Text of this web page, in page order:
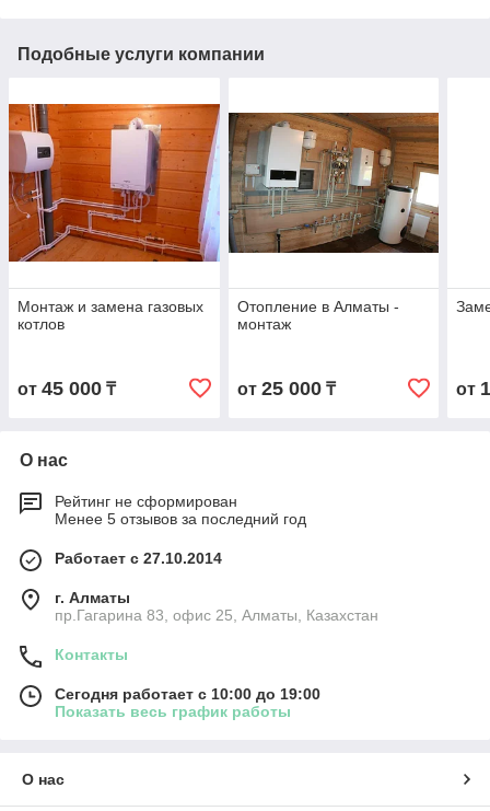
Подобные услуги компании
Монтаж и замена газовых
котлов
от 45 000 ₸
Отопление в Алматы -
монтаж
от 25 000₸ от
О нас
Рейтинг не сформирован
Менее 5 отзывов за последний год
Работает с 27.10.2014
г. Алматы
пр.Гагарина 83, офис 25, Алматы, Казахстан
Контакты
Сегодня работает с 10:00 до 19:00
Показать весь график работы
О нас